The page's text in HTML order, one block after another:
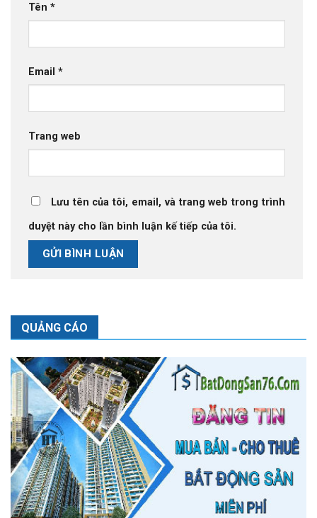
Tên *
Email *
Trang web
Lưu tên của tôi, email, và trang web trong trình
duyệt này cho lần bình luận kế tiếp của tôi.
QUẢNG CÁO